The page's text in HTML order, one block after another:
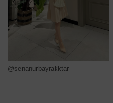
@senanurbayrakktar